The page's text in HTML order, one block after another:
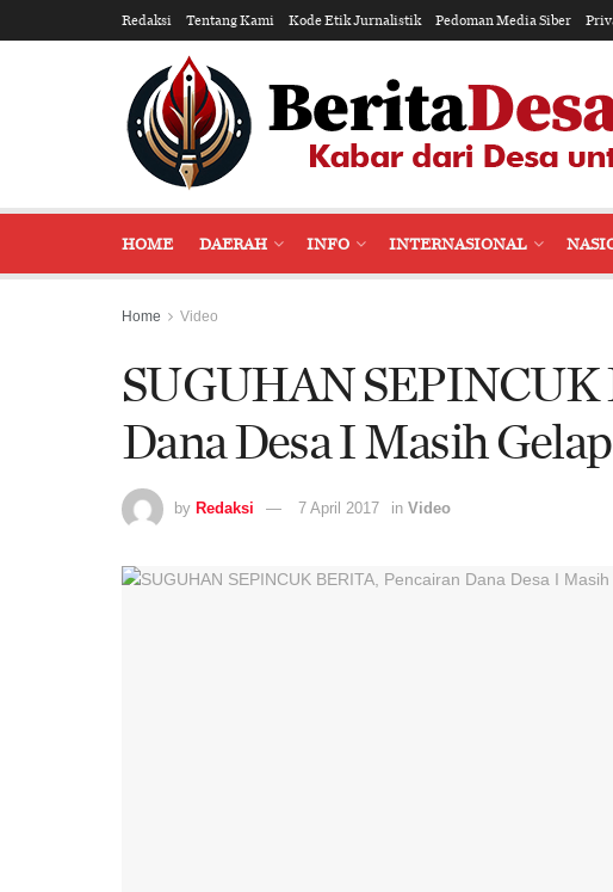
Redaksi Tentang Kami Kode Etik Jurnalistik Pedoman Media Siber
HOME DAERAH INFO INTERNASIONAL
Home Video
SUGUHAN SEPINCUK
Dana Desa I Masih Gelap
by Redaksi 7 April 2017 in Video